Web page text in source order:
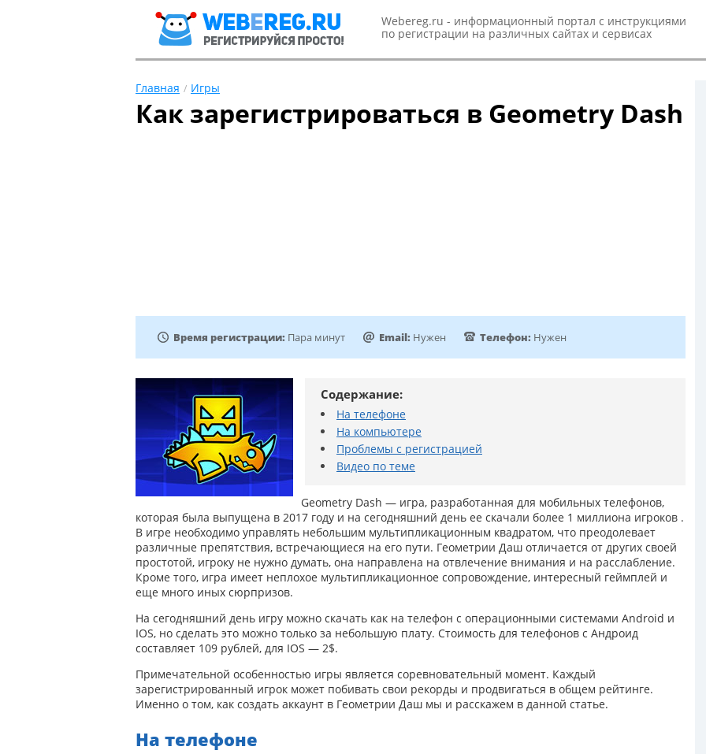
Webereg.ru - информационный портал с инструкциями
по регистрации на различных сайтах и сервисах
Главная Игры
Как зарегистрироваться в Geometry Dash
Время регистрации: Пара минут Email: Нужен Телефон: Нужен
Содержание:
На телефоне
На компьютере
Проблемы с регистрацией
Видео по теме
Geometry Dash — игра, разработанная для мобильных телефонов,
которая была выпущена в 2017 году и на сегодняшний день ее скачали более 1 миллиона игроков .
В игре необходимо управлять небольшим мультипликационным квадратом, что преодолевает
различные препятствия, встречающиеся на его пути. Геометрии Даш отличается от других своей
простотой, игроку не нужно думать, она направлена на отвлечение внимания и на расслабление.
Кроме того, игра имеет неплохое мультипликационное сопровождение, интересный геймплей и
еще много иных сюрпризов.
На сегодняшний день игру можно скачать как на телефон с операционными системами Android и
IOS, но сделать это можно только за небольшую плату. Стоимость для телефонов с Андроид
составляет 109 рублей, для IOS — 2$.
Примечательной особенностью игры является соревновательный момент. Каждый
зарегистрированный игрок может побивать свои рекорды и продвигаться в общем рейтинге.
Именно о том, как создать аккаунт в Геометрии Даш мы и расскажем в данной статье.
На телефоне